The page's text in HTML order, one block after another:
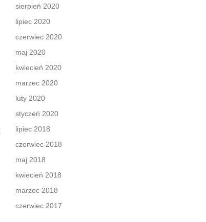
sierpień 2020
lipiec 2020
czerwiec 2020
maj 2020
kwiecień 2020
marzec 2020
luty 2020
styczeń 2020
lipiec 2018
czerwiec 2018
maj 2018
kwiecień 2018
marzec 2018
czerwiec 2017